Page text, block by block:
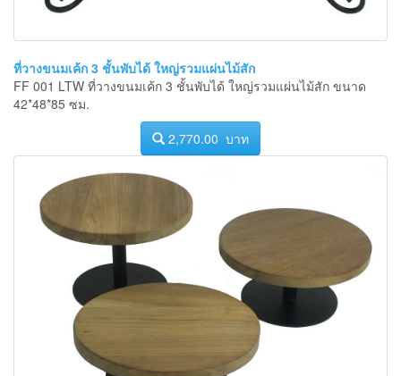
ที่วางขนมเค้ก 3 ชั้นพับได้ ใหญ่รวมแผ่นไม้สัก
FF 001 LTW ที่วางขนมเค้ก 3 ชั้นพับได้ ใหญ่รวมแผ่นไม้สัก ขนาด
42*48*85 ซม.
2,770.00 บาท